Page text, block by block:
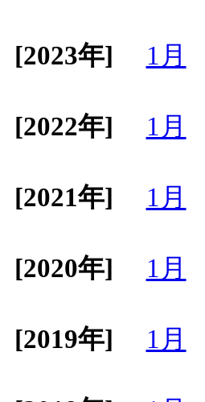
[2023年]
1月
[2022年]
1月
[2021年]
1月
[2020年]
1月
[2019年]
1月